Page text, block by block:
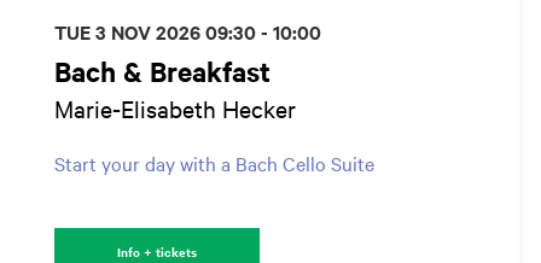
Bach & Breakfast
Marie-Elisabeth Hecker
Start your day with a Bach Cello Suite
TUE 3 NOV 202609:30 - 10:00
Info + tickets